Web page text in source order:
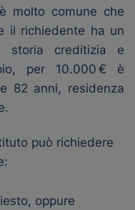
molto comune che
il richiedente ha un
storia creditizia e
per 10.000 € è
82 anni, residenza
può richiedere
oppure